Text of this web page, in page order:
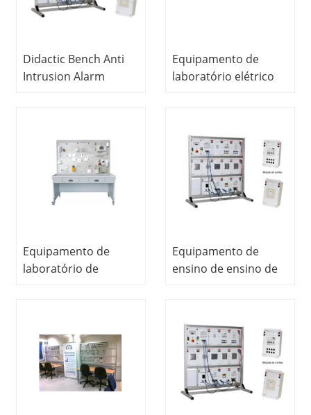
Didactic Bench Anti
Intrusion Alarm
Electrical e
Electronics Lab
Equipment
Equipamento de
laboratório elétrico
Equipamento de
laboratório de
Equipamento de
ensino de ensino de
para o instrutor de
circuito eletrônico de
laboratório escolar